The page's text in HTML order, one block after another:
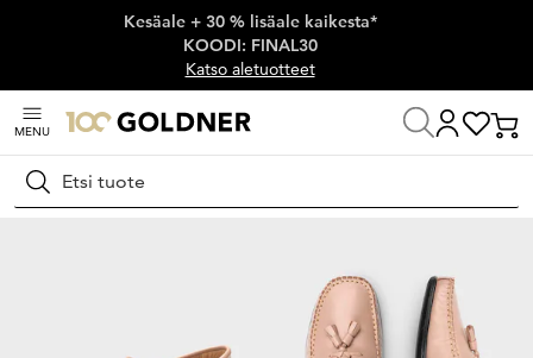
Ohita siirtymä, siirry pääsisältöön
Kesäale + 30 % lisäale kaikesta*
KOODI: FINAL30
Katso aletuotteet
MENU
Hae
Koti Kengät ja asusteet